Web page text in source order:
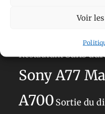
Voir
RestaurantSans
Sony A77
A700 Sortie du